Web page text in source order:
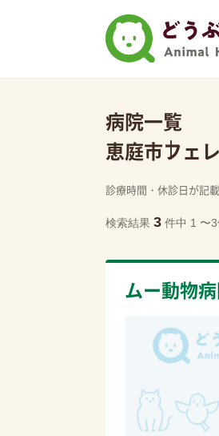
病院一覧
恵庭市フェ
診療時間・休診日が記
検索結果 3 件中 1 〜
ムー動物